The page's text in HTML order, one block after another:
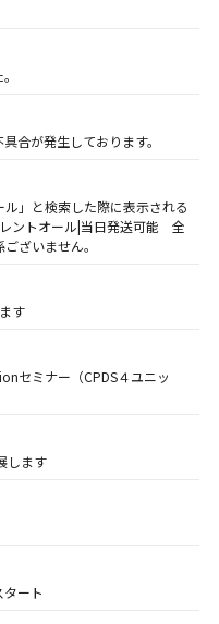
合が発生しております。
」と検索した際に表示される
ントオール|当日発送可能 全
ざいません。
す
ミナー（CPDS４ユニッ
します
ート